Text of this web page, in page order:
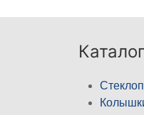
Каталог